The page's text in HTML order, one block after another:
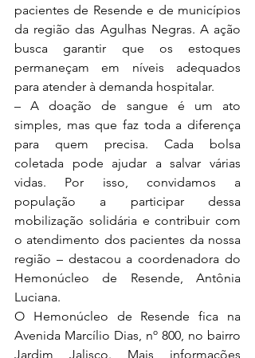
pacientes de Resende e de municípios
da região das Agulhas Negras. A ação
busca garantir que os estoques
permaneçam em níveis adequados
para atender à demanda hospitalar.
– A doação de sangue é um ato
simples, mas que faz toda a diferença
para quem precisa. Cada bolsa
coletada pode ajudar a salvar várias
vidas. Por isso, convidamos a
população a participar dessa
mobilização solidária e contribuir com
o atendimento dos pacientes da nossa
região – destacou a coordenadora do
Hemonúcleo de Resende, Antônia
Luciana.
O Hemonúcleo de Resende fica na
Avenida Marcílio Dias, nº 800, no bairro
Jardim Jalisco. Mais informações